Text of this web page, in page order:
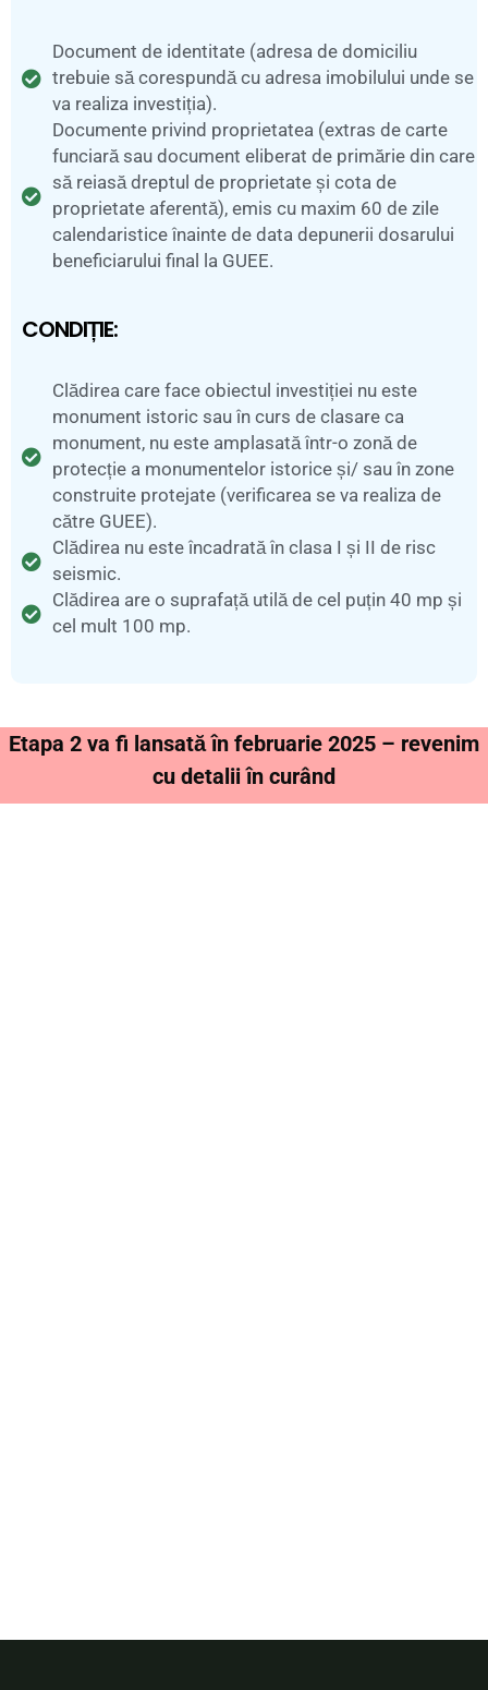
Document de identitate (adresa de domiciliu
trebuie să corespundă cu adresa imobilului unde se
va realiza investiția).
Documente privind proprietatea (extras de carte
funciară sau document eliberat de primărie din care
să reiasă dreptul de proprietate și cota de
proprietate aferentă), emis cu maxim 60 de zile
calendaristice înainte de data depunerii dosarului
beneficiarului final la GUEE.
CONDIȚIE:
Clădirea care face obiectul investiției nu este
monument istoric sau în curs de clasare ca
monument, nu este amplasată într-o zonă de
protecție a monumentelor istorice și/ sau în zone
construite protejate (verificarea se va realiza de
către GUEE).
Clădirea nu este încadrată în clasa I și II de risc
seismic.
Clădirea are o suprafață utilă de cel puțin 40 mp și
cel mult 100 mp.
Etapa 2 va fi lansată în februarie 2025 – revenim
cu detalii în curând